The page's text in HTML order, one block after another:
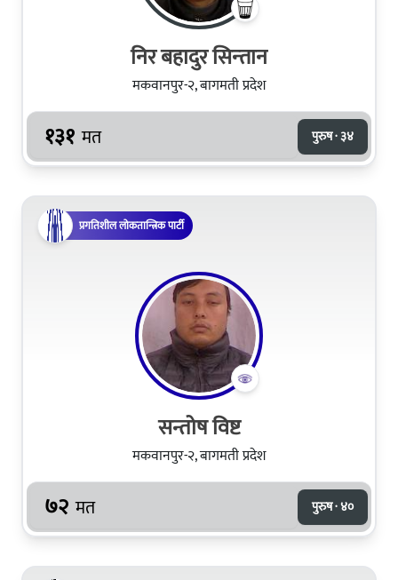
निर बहादुर सिन्‍तान
मकवानपुर-२, बागमती प्रदेश
१३१ मत पुरुष · ३४
प्रगतिशील लोकतान्त्रिक पार्टी
सन्तोष विष्ट
मकवानपुर-२, बागमती प्रदेश
७२ मत पुरुष · ४०